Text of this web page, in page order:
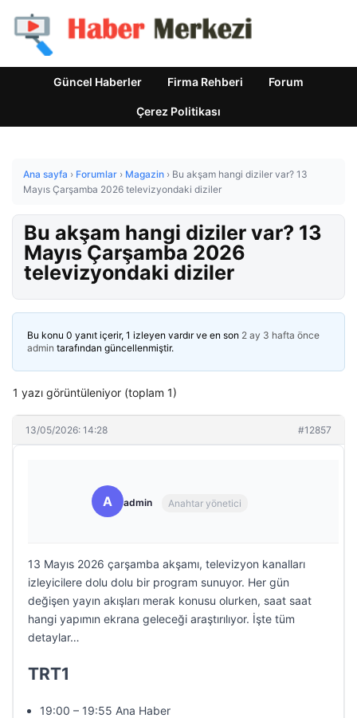
Güncel Haberler Firma Rehberi Forum
Çerez Politikası
Ana sayfa › Forumlar › Magazin › Bu akşam hangi diziler var? 13
Mayıs Çarşamba 2026 televizyondaki diziler
Bu akşam hangi diziler var? 13
Mayıs Çarşamba 2026
televizyondaki diziler
Bu konu 0 yanıt içerir, 1 izleyen vardır ve en son 2 ay 3 hafta önce
admin tarafından güncellenmiştir.
1 yazı görüntüleniyor (toplam 1)
13/05/2026: 14:28 #12857
A admin Anahtar yönetici
13 Mayıs 2026 çarşamba akşamı, televizyon kanalları
izleyicilere dolu dolu bir program sunuyor. Her gün
değişen yayın akışları merak konusu olurken, saat saat
hangi yapımın ekrana geleceği araştırılıyor. İşte tüm
detaylar…
TRT1
19:00 – 19:55 Ana Haber